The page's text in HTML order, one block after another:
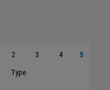
2 3 4
5
Type